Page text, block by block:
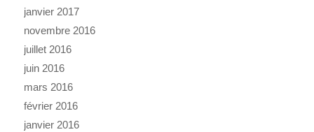
janvier 2017
novembre 2016
juillet 2016
juin 2016
mars 2016
février 2016
janvier 2016